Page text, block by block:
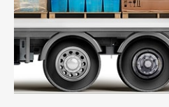
- Экономный способ
другой город - догрузом
грузоперевозки для
дешевле.
- Тайгер Логистик
крупногабаритных и